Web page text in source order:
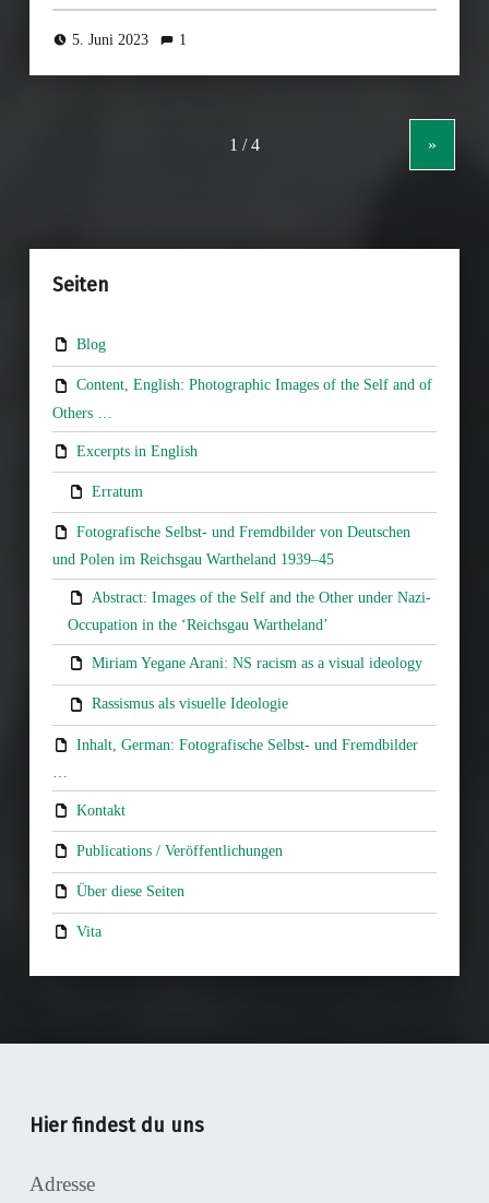
5. Juni 2023 1
»
Seiten
Blog
Content, English: Photographic Images of the Self and of
Others …
Excerpts in English
Erratum
Fotografische Selbst- und Fremdbilder von Deutschen
und Polen im Reichsgau Wartheland 1939–45
Abstract: Images of the Self and the Other under Nazi-
Occupation in the ‘Reichsgau Wartheland’
Miriam Yegane Arani: NS racism as a visual ideology
Rassismus als visuelle Ideologie
Inhalt, German: Fotografische Selbst- und Fremdbilder
Kontakt
Publications / Veröffentlichungen
Über diese Seiten
Vita
Hier findest du uns
Adresse